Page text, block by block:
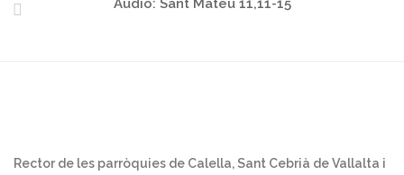
Àudio: Sant Mateu 11,11-15
Rector de les parròquies de Calella, Sant Cebrià de Vallalta i